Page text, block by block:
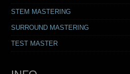
STEM MASTERING
SURROUND MASTERING
TEST MASTER